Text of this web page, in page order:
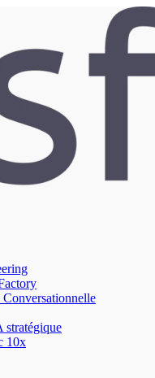
Conversationnelle
stratégique
10x